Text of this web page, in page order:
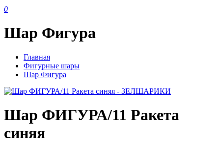
0
Шар Фигура
Главная
Фигурные шары
Шар Фигура
Шар ФИГУРА/11 Ракета
синяя